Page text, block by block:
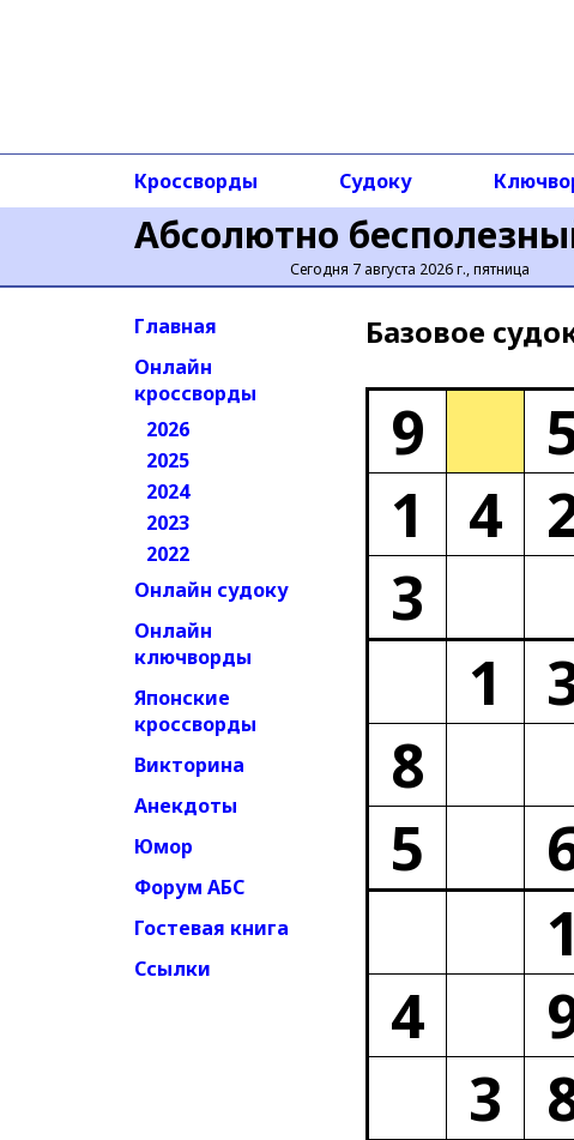
Абсолютно
Сегодня 7 августа 2026 г., пятница
Кроссворды Судоку
Главная
Онлайн
кроссворды
2026
2025
2024
2023
2022
Онлайн судоку
Онлайн
ключворды
Японские
кроссворды
Викторина
Анекдоты
Юмор
Форум АБС
Гостевая книга
Ссылки
Базовое
9
1
4
3
1
8
5
1
4
3